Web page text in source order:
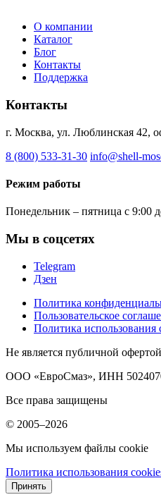
О компании
Каталог
Блог
Контакты
Поддержка
Контакты
г. Москва, ул. Люблинская 42,
8 (800) 533-31-30 info@shell-
Режим работы
Понедельник – пятница с 9:00
Мы в соцсетях
Telegram
Дзен
Политика
Пользовательское
Политика использования
Не является публичной
ООО «ЕвроСмаз», ИНН
Все права защищены
© 2005–2026
Мы используем файлы cookie
Политика использования
Принять